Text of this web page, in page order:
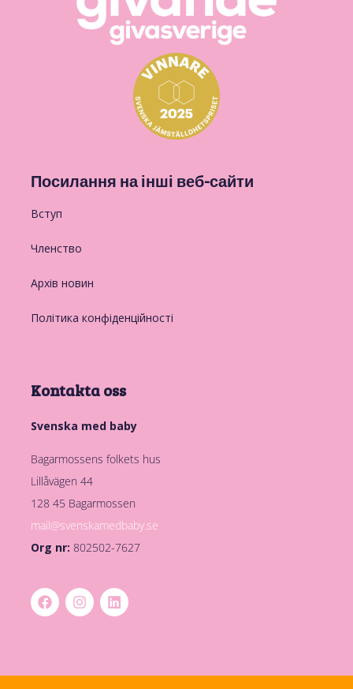
Посилання на інші веб-сайти
Вступ
Членство
Архів новин
Політика конфіденційності
Kontakta oss
Svenska med baby
Bagarmossens folkets hus
Lillåvägen 44
128 45 Bagarmossen
mail@svenskamedbaby.se
Org nr: 802502-7627